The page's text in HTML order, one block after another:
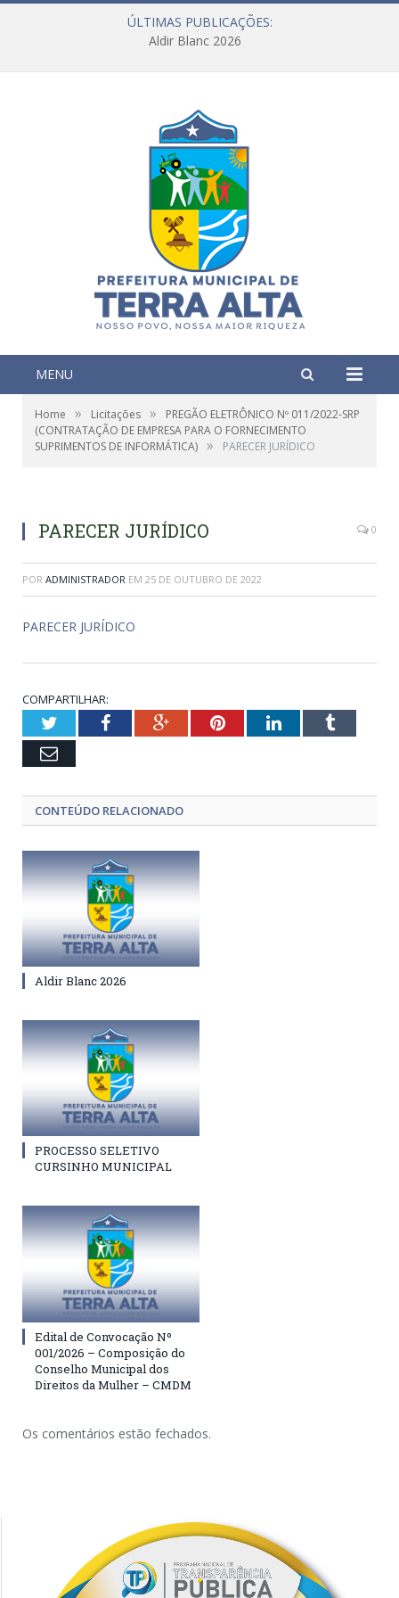
ÚLTIMAS PUBLICAÇÕES:
Aldir Blanc 2026
MENU
Home » Licitações »
PREGÃO ELETRÔNICO Nº 011/2022-SRP
(CONTRATAÇÃO DE EMPRESA PARA O FORNECIMENTO
SUPRIMENTOS DE INFORMÁTICA) » PARECER JURÍDICO
PARECER JURÍDICO 0
POR ADMINISTRADOR EM 25 DE OUTUBRO DE 2022
PARECER JURÍDICO
COMPARTILHAR:
TwitterFacebookGoogle+PinterestLinkedInTumblr
Email
CONTEÚDO RELACIONADO
Aldir Blanc 2026
PROCESSO SELETIVO
CURSINHO MUNICIPAL
Edital de Convocação Nº
001/2026 – Composição do
Conselho Municipal dos
Direitos da Mulher – CMDM
Os comentários estão fechados.